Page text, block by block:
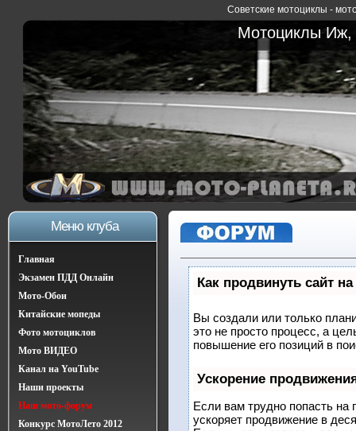
Советские мотоциклы -
Мотоциклы Иж,
Меню клуба
Главная
Экзамен ПДД Онлайн
Мото-Обои
Китайские мопеды
Фото мотоциклов
Мото ВИДЕО
Канал на YouTube
Наши проекты
Наш мото-форум
Конкурс МотоЛето 2012
Как продвинуть сайт
Вы создали или только
это не просто процесс, а
повышение его позиций в
Ускорение
Если вам трудно попасть на
ускоряет продвижение в